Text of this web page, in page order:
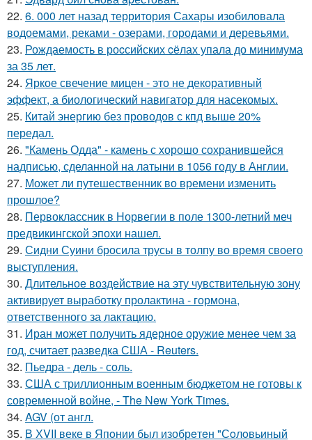
22. 6. 000 лет назад территория Сахары изобиловала
водоемами, реками - озерами, городами и деревьями.
23. Рождаемость в роcсийских cёлах упала до минимума
за 35 лет.
24. Яркое свечение мицен - это не декоративный
эффект, а биологический навигатор для насекомых.
25. Китай энергию без проводов с кпд выше 20%
передал.
26. "Камень Одда" - камень с хорошо сохранившейся
надписью, сделанной на латыни в 1056 году в Англии.
27. Может ли путешественник во времени изменить
прошлое?
28. Первоклассник в Норвегии в поле 1300-летний меч
предвикингской эпохи нашел.
29. Сидни Суини бросила трусы в толпу во время своего
выступления.
30. Длительное воздействие на эту чувствительную зону
активирует выработку пролактина - гормона,
ответственного за лактацию.
31. Иран может получить ядерное оружие менее чем за
год, считает разведка США - Reuters.
32. Пьедра - дель - соль.
33. США с триллионным военным бюджетом не готовы к
современной войне, - The New York Times.
34. AGV (от англ.
35. В ХVII веке в Япoнии был изобрeтeн "Сoлoвьиный